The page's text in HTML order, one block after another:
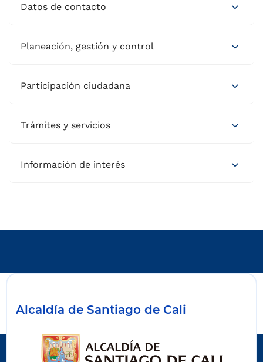
Datos de contacto
Planeación, gestión y control
Participación ciudadana
Trámites y servicios
Información de interés
Alcaldía de Santiago de Cali